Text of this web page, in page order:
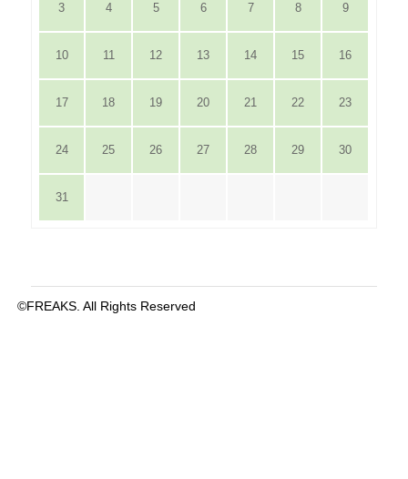
3 4 5 6 7 8 9
10 11 12 13 14 15 16
17 18 19 20 21 22 23
24 25 26 27 28 29 30
31
©FREAKS. All Rights Reserved